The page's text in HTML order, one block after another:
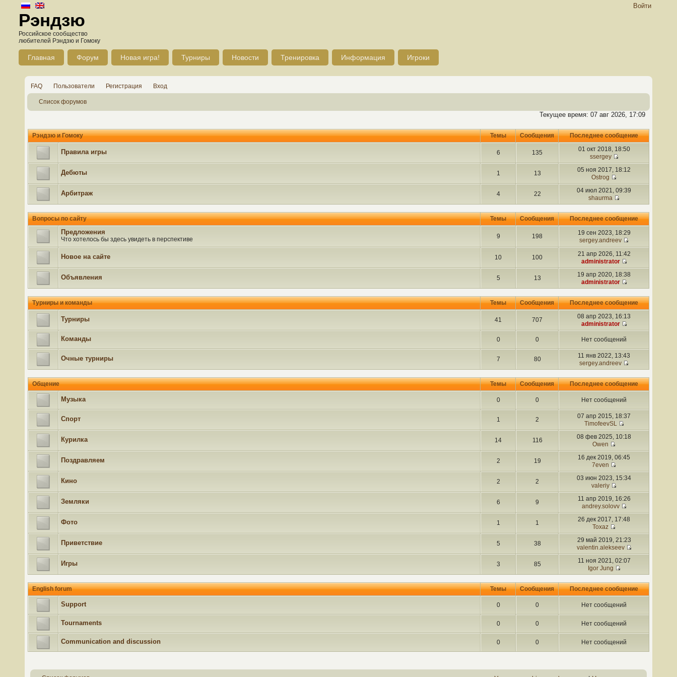
Войти
Рэндзю
Российское сообщество
любителей Рэндзю и Гомоку
Главная Форум Новая игра! Турниры Новости Тренировка Информация Игроки
FAQ Пользователи Регистрация Вход
Список форумов
Текущее время: 07 авг 2026, 17:09
Рэндзю и Гомоку Темы Сообщения Последнее сообщение
Правила игры 6 135
01 окт 2018, 18:50
ssergey
Дебюты 1 13
05 ноя 2017, 18:12
Ostrog
Арбитраж 4 22
04 июл 2021, 09:39
shaurma
Вопросы по сайту Темы Сообщения Последнее сообщение
Предложения
Что хотелось бы здесь увидеть в перспективе 9 198
19 сен 2023, 18:29
sergey.andreev
Новое на сайте 10 100
21 апр 2026, 11:42
administrator
Объявления 5 13
19 апр 2020, 18:38
administrator
Турниры и команды Темы Сообщения Последнее сообщение
Турниры 41 707
08 апр 2023, 16:13
administrator
Команды 0 0 Нет сообщений
Очные турниры 7 80
11 янв 2022, 13:43
sergey.andreev
Общение Темы Сообщения Последнее сообщение
Музыка 0 0 Нет сообщений
Спорт 1 2
07 апр 2015, 18:37
TimofeevSL
Курилка 14 116
08 фев 2025, 10:18
Owen
Поздравляем 2 19
16 дек 2019, 06:45
7even
Кино 2 2
03 июн 2023, 15:34
valeriy
Земляки 6 9
11 апр 2019, 16:26
andrey.solovv
Фото 1 1
26 дек 2017, 17:48
Toxaz
Приветствие 5 38
29 май 2019, 21:23
valentin.alekseev
Игры 3 85
11 ноя 2021, 02:07
Igor Jung
English forum Темы Сообщения Последнее сообщение
Support 0 0 Нет сообщений
Tournaments 0 0 Нет сообщений
Communication and discussion 0 0 Нет сообщений